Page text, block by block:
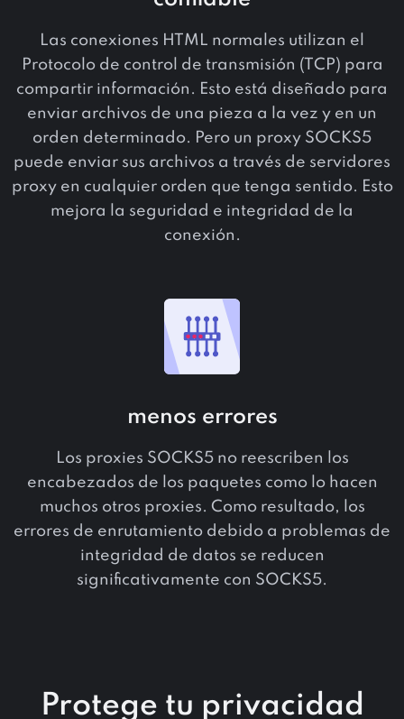
Las conexiones HTML normales utilizan el
Protocolo de control de transmisión (TCP) para
compartir información. Esto está diseñado para
enviar archivos de una pieza a la vez y en un
orden determinado. Pero un proxy SOCKS5
puede enviar sus archivos a través de servidores
proxy en cualquier orden que tenga sentido. Esto
mejora la seguridad e integridad de la
conexión.
menos errores
Los proxies SOCKS5 no reescriben los
encabezados de los paquetes como lo hacen
muchos otros proxies. Como resultado, los
errores de enrutamiento debido a problemas de
integridad de datos se reducen
significativamente con SOCKS5.
Protege tu privacidad